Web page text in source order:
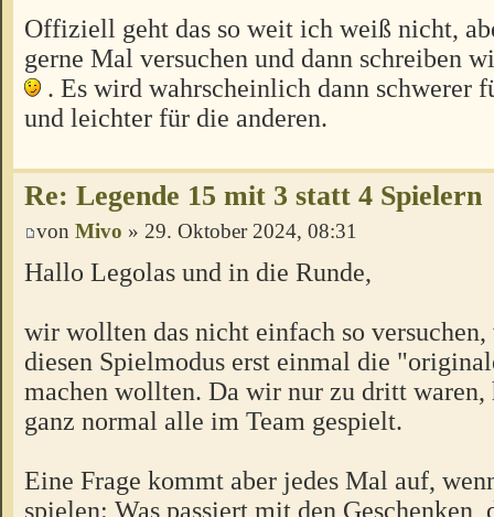
Offiziell geht das so weit ich weiß nicht,
gerne Mal versuchen und dann schreiben
. Es wird wahrscheinlich dann schwerer
und leichter für die anderen.
Re: Legende 15 mit 3 statt 4 Spielern
von Mivo » 29. Oktober 2024, 08:31
Hallo Legolas und in die Runde,
wir wollten das nicht einfach so
diesen Spielmodus erst einmal die
machen wollten. Da wir nur zu dritt waren,
ganz normal alle im Team gespielt.
Eine Frage kommt aber jedes Mal auf,
spielen: Was passiert mit den